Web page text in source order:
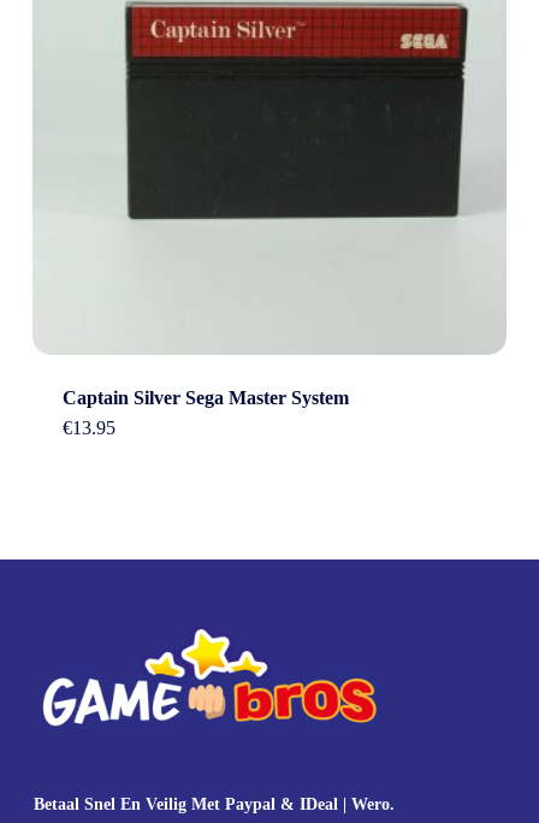
Captain Silver Sega Master System
€13.95
Betaal Snel En Veilig Met Paypal & IDeal | Wero.